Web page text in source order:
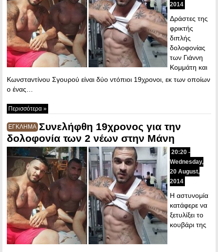
2014
Δράστες της
φρικτής
διπλής
δολοφονίας
των Γιάννη
Κομμάτη και
Κωνσταντίνου Σγουρού είναι δύο ντόπιοι 19χρονοι, εκ των οποίων
ο ένας…
Περισσότερα »
ΕΓΚΛΗΜΑ Συνελήφθη 19χρονος για την
δολοφονία των 2 νέων στην Μάνη
20:20 -
Wednesday,
20 August,
2014
Η αστυνομία
κατάφερε να
ξετυλίξει το
κουβάρι της